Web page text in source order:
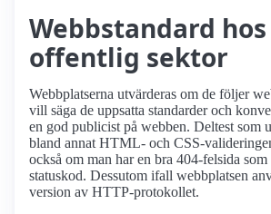
Webbstandard
offentlig sektor
Webbplatserna utvärderas om de följer
vill säga de uppsatta standarder och
en god publicist på webben. Deltest som
bland annat HTML- och CSS-
också om man har en bra 404-felsida
statuskod. Dessutom ifall webbplatsen
version av HTTP-protokollet.